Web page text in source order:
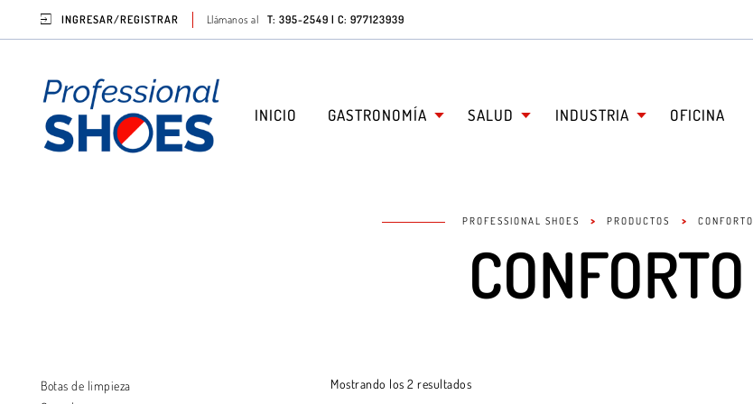
INGRESAR/REGISTRAR Llámanos al T: 395-2549 | C: 977123939
INICIO GASTRONOMÍA SALUD INDUSTRIA OFICINA
PROFESSIONAL SHOES > PRODUCTOS > CONFORTO
CONFORTO
Botas de limpieza
Mostrando los 2 resultados